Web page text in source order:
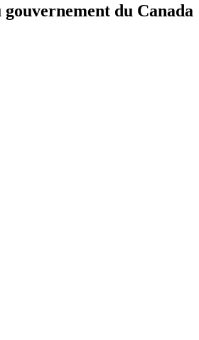
gouvernement du Canada